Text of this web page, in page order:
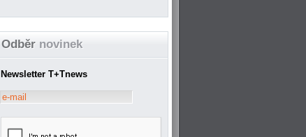
Odběr novinek
Newsletter T+Tnews